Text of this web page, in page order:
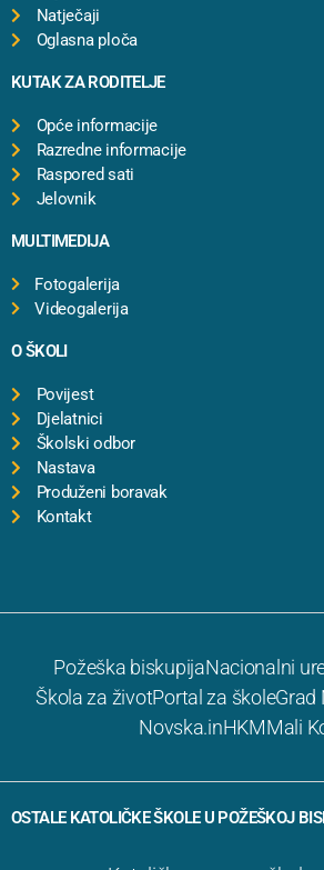
Natječaji
Oglasna ploča
KUTAK ZA RODITELJE
Opće informacije
Razredne informacije
Raspored sati
Jelovnik
MULTIMEDIJA
Fotogalerija
Videogalerija
O ŠKOLI
Povijest
Djelatnici
Školski odbor
Nastava
Produženi boravak
Kontakt
Požeška biskupijaNacionalni
Škola za životPortal za školeGrad
Novska.inHKMMali
OSTALE KATOLIČKE ŠKOLE U POŽEŠKOJ